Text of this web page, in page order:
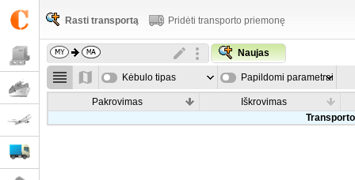
Rasti transportą Pridėti transporto priemonę
Naujas
Kėbulo tipas Papildomi parametrai
Pakrovimas
Iškrovimas